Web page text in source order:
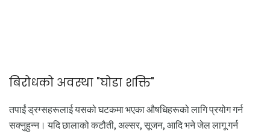
बिरोधको अवस्था "घोडा शक्ति"
तपाईं ड्रग्सहरूलाई यसको घटकमा भएका औषधिहरूको लागि प्रयोग गर्न
सक्नुहुन्न। यदि छालाको कटौती, अल्सर, सूजन, आदि भने जेल लागू गर्न